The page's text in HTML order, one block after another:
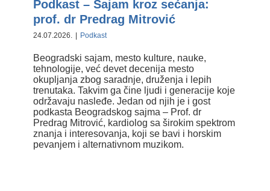
Podkast – Sajam kroz sećanja:
prof. dr Predrag Mitrović
24.07.2026. | Podkast
Beogradski sajam, mesto kulture, nauke,
tehnologije, već devet decenija mesto
okupljanja zbog saradnje, druženja i lepih
trenutaka. Takvim ga čine ljudi i generacije koje
održavaju nasleđe. Jedan od njih je i gost
podkasta Beogradskog sajma – Prof. dr
Predrag Mitrović, kardiolog sa širokim spektrom
znanja i interesovanja, koji se bavi i horskim
pevanjem i alternativnom muzikom.